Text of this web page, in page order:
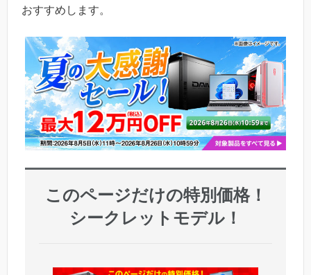
おすすめします。
このページだけの特別価格！
シークレットモデル！